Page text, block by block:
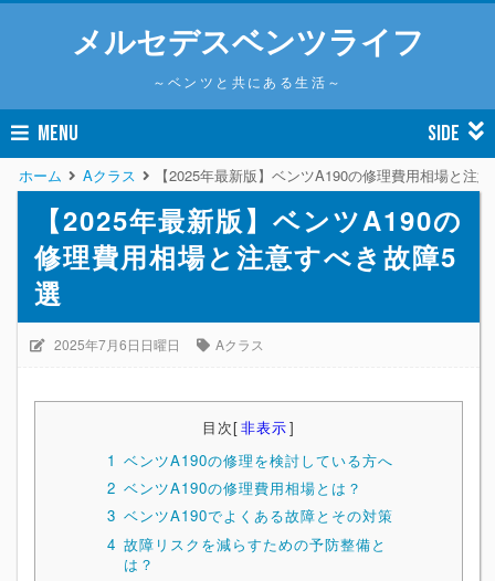
メルセデスベンツライフ
～ベンツと共にある生活～
MENU SIDE
ホーム Aクラス 【2025年最新版】ベンツA190の修理費用相場と注
【2025年最新版】ベンツA190の
修理費用相場と注意すべき故障5
選
2025年7月6日日曜日 Aクラス
目次[非表示]
1 ベンツA190の修理を検討している方へ
2 ベンツA190の修理費用相場とは？
3 ベンツA190でよくある故障とその対策
4 故障リスクを減らすための予防整備と
は？